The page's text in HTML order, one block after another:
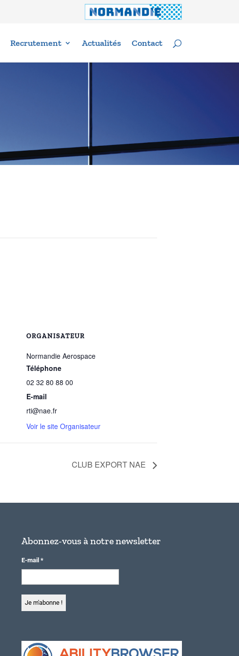
Recrutement Actualités Contact
ORGANISATEUR
Normandie Aerospace
Téléphone
02 32 80 88 00
E-mail
rti@nae.fr
Voir le site Organisateur
CLUB EXPORT NAE
Abonnez-vous à notre newsletter
E-mail *